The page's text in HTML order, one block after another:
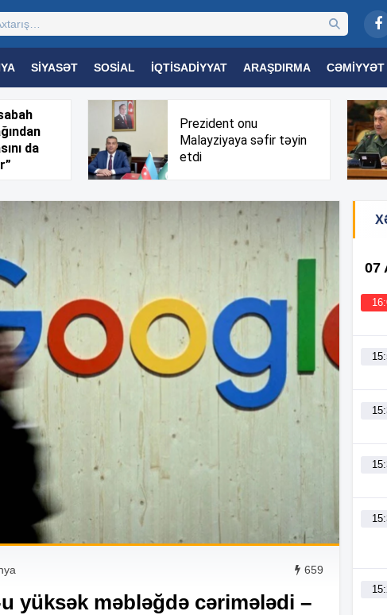
SIYASƏT SOSIAL İQTISADIYYAT ARAŞDIRMA CƏMIYYƏT
TƏHSIL TRIBUNA TV
da
Prezident onu
Malayziyaya səfir təyin
etdi
659
yüksək məbləğdə cərimələdi –
07